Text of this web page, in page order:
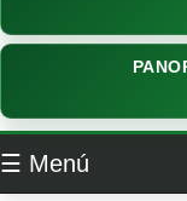
☰ Menú